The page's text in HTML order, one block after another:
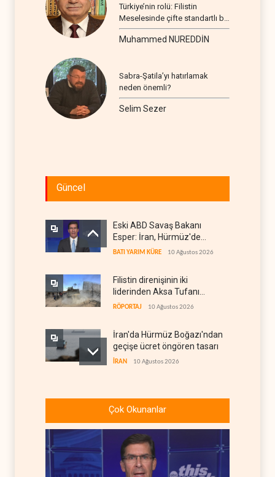
Türkiye’nin rolü: Filistin
Meselesinde çifte standartlı bir
seyir
Muhammed NUREDDİN
Sabra-Şatila’yı hatırlamak
neden önemli?
Selim Sezer
Güncel
Eski ABD Savaş Bakanı
Esper: İran, Hürmüz'de
üstünlüğün kendisinde
BATI YARIM KÜRE 10 Ağustos 2026
Filistin direnişinin iki
liderinden Aksa Tufanı
röportajı
RÖPORTAJ 10 Ağustos 2026
İran'da Hürmüz Boğazı'ndan
geçişe ücret öngören tasarı
İRAN 10 Ağustos 2026
ve bölgesel hesaplar
Trump: İran'la görüşmeleri
'yarım ağız' sürdürüyoruz
BATI YARIM KÜRE 09 Ağustos 2026
Çok Okunanlar